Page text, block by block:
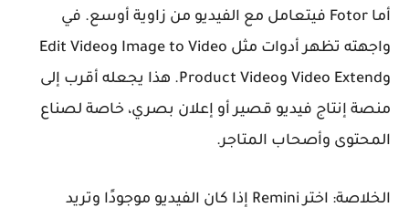
أما Fotor فيتعامل مع الفيديو من زاوية أوسع. في
واجهته تظهر أدوات مثل Image to Video وEdit Video
وVideo Extend وProduct Video. هذا يجعله أقرب إلى
منصة إنتاج فيديو قصير أو إعلان بصري، خاصة لصناع
المحتوى وأصحاب المتاجر.
الخلاصة:
اختر Remini إذا كان الفيديو موجودًا وتريد